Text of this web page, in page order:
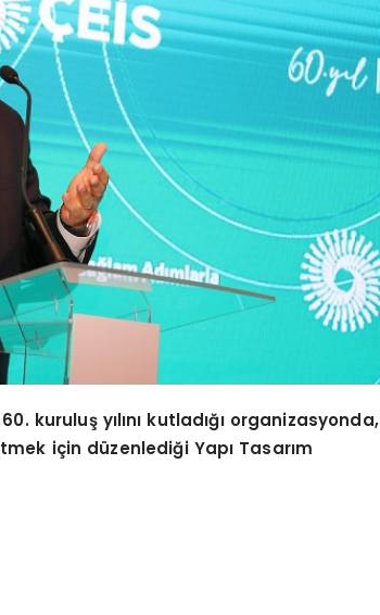
kuruluş yılını kutladığı organizasyonda,
için düzenlediği Yapı Tasarım